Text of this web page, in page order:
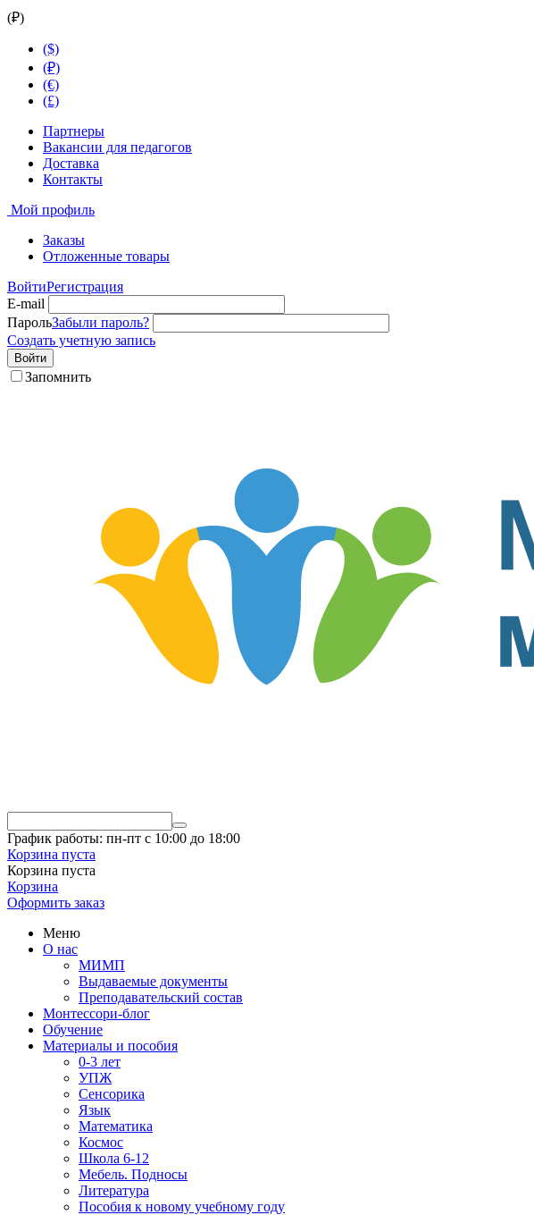
(₽)
($)
(₽)
(€)
(£)
Партнеры
Вакансии для педагогов
Доставка
Контакты
Мой профиль
Заказы
Отложенные товары
ВойтиРегистрация
E-mail
ПарольЗабыли пароль?
Создать учетную запись
Войти
Запомнить
График работы: пн-пт с 10:00 до 18:00
Корзина пуста
Корзина пуста
Корзина
Оформить заказ
Меню
О нас
МИМП
Выдаваемые документы
Преподавательский состав
Монтессори-блог
Обучение
Материалы и пособия
0-3 лет
УПЖ
Сенсорика
Язык
Математика
Космос
Школа 6-12
Мебель. Подносы
Литература
Пособия к новому учебному году